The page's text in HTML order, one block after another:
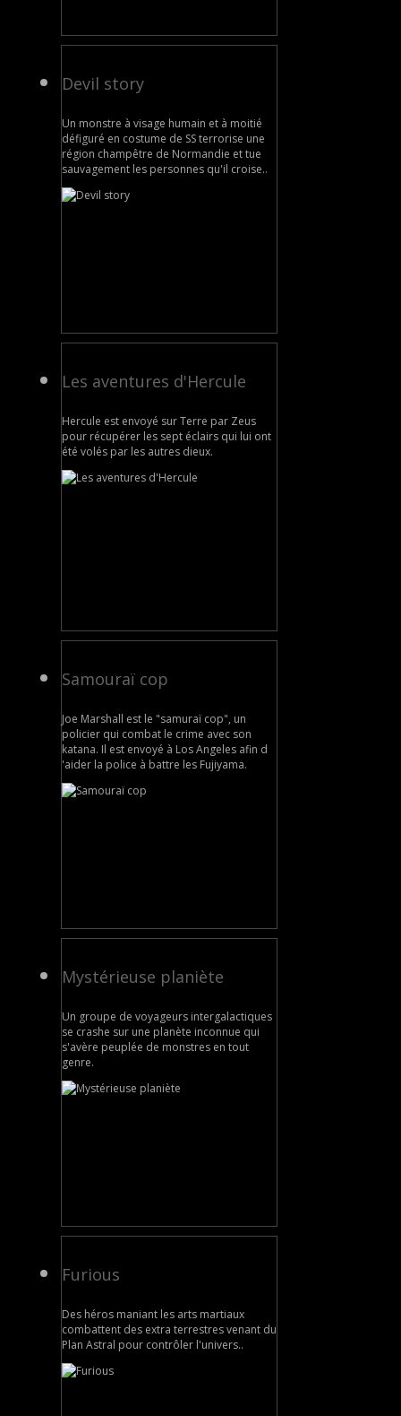
Devil story
Un monstre à visage humain et à moitié
défiguré en costume de SS terrorise une
région champêtre de Normandie et tue
sauvagement les personnes qu'il croise..
Les aventures d'Hercule
Hercule est envoyé sur Terre par Zeus
pour récupérer les sept éclairs qui lui ont
été volés par les autres dieux.
Samouraï cop
Joe Marshall est le "samuraï cop", un
policier qui combat le crime avec son
katana. Il est envoyé à Los Angeles afin d
'aider la police à battre les Fujiyama.
Mystérieuse planiète
Un groupe de voyageurs intergalactiques
se crashe sur une planète inconnue qui
s'avère peuplée de monstres en tout
genre.
Furious
Des héros maniant les arts martiaux
combattent des extra terrestres venant du
Plan Astral pour contrôler l'univers..